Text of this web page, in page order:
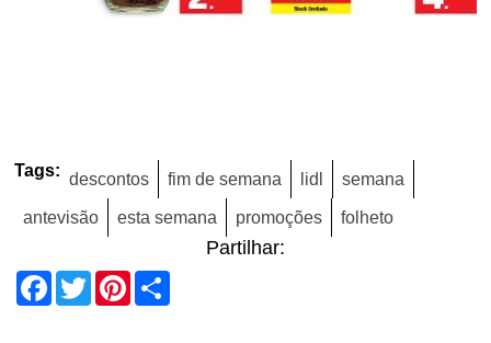
Tags: descontos fim de semana lidl semana
antevisão esta semana promoções folheto
Partilhar:
Facebook
TwitterPinterest